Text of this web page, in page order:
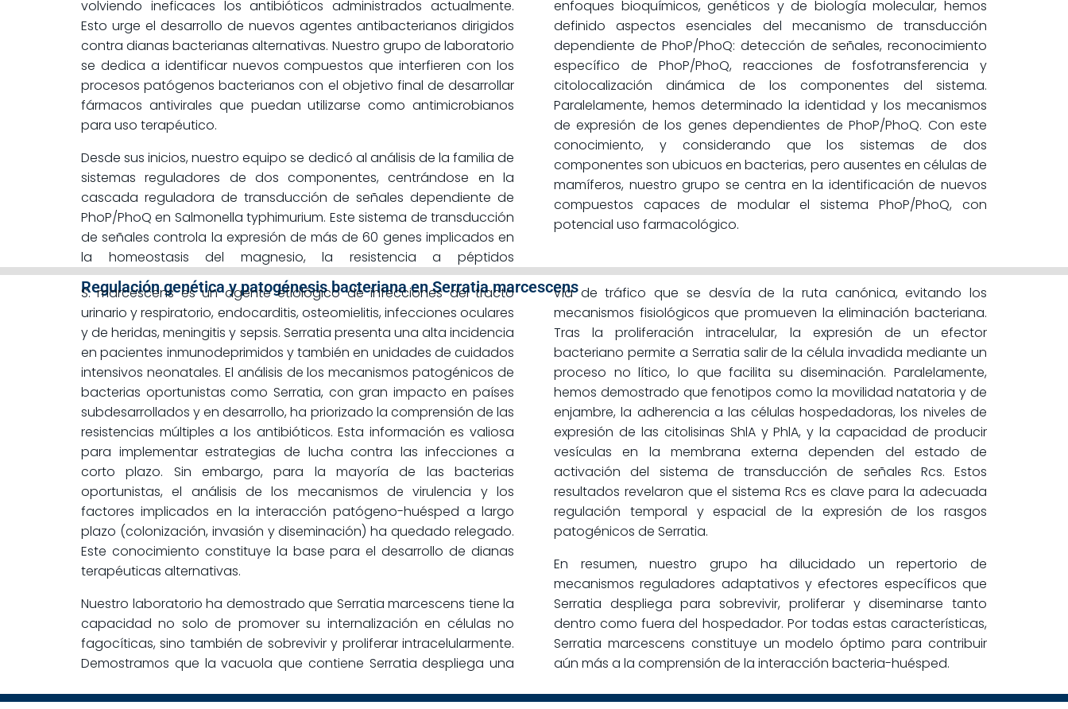
volviendo ineficaces los antibióticos administrados actualmente.
Esto urge el desarrollo de nuevos agentes antibacterianos dirigidos
contra dianas bacterianas alternativas. Nuestro grupo de laboratorio
se dedica a identificar nuevos compuestos que interfieren con los
procesos patógenos bacterianos con el objetivo final de desarrollar
fármacos antivirales que puedan utilizarse como antimicrobianos
para uso terapéutico.
Desde sus inicios, nuestro equipo se dedicó al análisis de la familia de
sistemas reguladores de dos componentes, centrándose en la
cascada reguladora de transducción de señales dependiente de
PhoP/PhoQ en Salmonella typhimurium. Este sistema de transducción
de señales controla la expresión de más de 60 genes implicados en
la homeostasis del magnesio, la resistencia a péptidos
enfoques bioquímicos, genéticos y de biología molecular, hemos
definido aspectos esenciales del mecanismo de transducción
dependiente de PhoP/PhoQ: detección de señales, reconocimiento
específico de PhoP/PhoQ, reacciones de fosfotransferencia y
citolocalización dinámica de los componentes del sistema.
Paralelamente, hemos determinado la identidad y los mecanismos
de expresión de los genes dependientes de PhoP/PhoQ. Con este
conocimiento, y considerando que los sistemas de dos
componentes son ubicuos en bacterias, pero ausentes en células de
mamíferos, nuestro grupo se centra en la identificación de nuevos
compuestos capaces de modular el sistema PhoP/PhoQ, con
potencial uso farmacológico.
Regulación genética y patogénesis bacteriana en Serratia marcescens
S. marcescens es un agente etiológico de infecciones del tracto
urinario y respiratorio, endocarditis, osteomielitis, infecciones oculares
y de heridas, meningitis y sepsis. Serratia presenta una alta incidencia
en pacientes inmunodeprimidos y también en unidades de cuidados
intensivos neonatales. El análisis de los mecanismos patogénicos de
bacterias oportunistas como Serratia, con gran impacto en países
subdesarrollados y en desarrollo, ha priorizado la comprensión de las
resistencias múltiples a los antibióticos. Esta información es valiosa
para implementar estrategias de lucha contra las infecciones a
corto plazo. Sin embargo, para la mayoría de las bacterias
oportunistas, el análisis de los mecanismos de virulencia y los
factores implicados en la interacción patógeno-huésped a largo
plazo (colonización, invasión y diseminación) ha quedado relegado.
Este conocimiento constituye la base para el desarrollo de dianas
terapéuticas alternativas.
Nuestro laboratorio ha demostrado que Serratia marcescens tiene la
capacidad no solo de promover su internalización en células no
fagocíticas, sino también de sobrevivir y proliferar intracelularmente.
Demostramos que la vacuola que contiene Serratia despliega una
vía de tráfico que se desvía de la ruta canónica, evitando los
mecanismos fisiológicos que promueven la eliminación bacteriana.
Tras la proliferación intracelular, la expresión de un efector
bacteriano permite a Serratia salir de la célula invadida mediante un
proceso no lítico, lo que facilita su diseminación. Paralelamente,
hemos demostrado que fenotipos como la movilidad natatoria y de
enjambre, la adherencia a las células hospedadoras, los niveles de
expresión de las citolisinas ShlA y PhlA, y la capacidad de producir
vesículas en la membrana externa dependen del estado de
activación del sistema de transducción de señales Rcs. Estos
resultados revelaron que el sistema Rcs es clave para la adecuada
regulación temporal y espacial de la expresión de los rasgos
patogénicos de Serratia.
En resumen, nuestro grupo ha dilucidado un repertorio de
mecanismos reguladores adaptativos y efectores específicos que
Serratia despliega para sobrevivir, proliferar y diseminarse tanto
dentro como fuera del hospedador. Por todas estas características,
Serratia marcescens constituye un modelo óptimo para contribuir
aún más a la comprensión de la interacción bacteria-huésped.